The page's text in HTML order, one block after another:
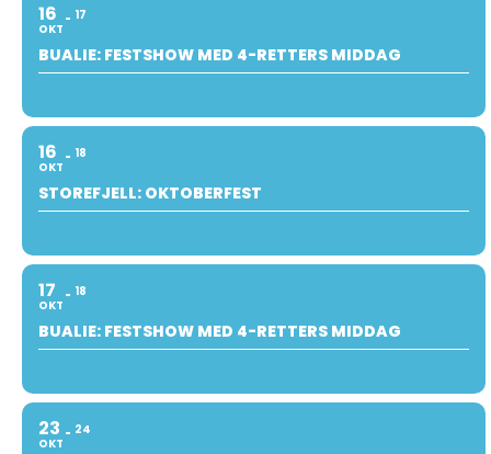
16
OKT
17
BUALIE: FESTSHOW MED 4-RETTERS MIDDAG
16
OKT
18
STOREFJELL: OKTOBERFEST
17
OKT
18
BUALIE: FESTSHOW MED 4-RETTERS MIDDAG
23
OKT
24